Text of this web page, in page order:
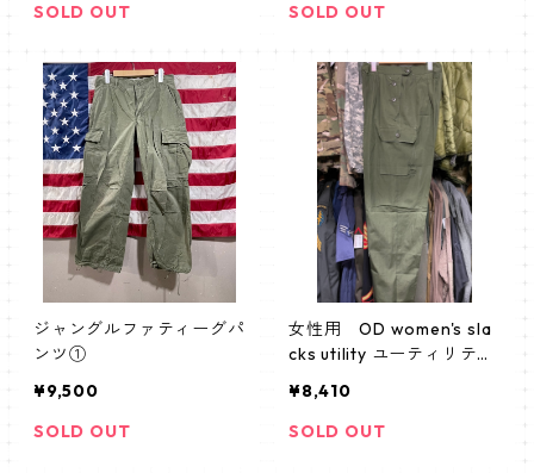
SOLD OUT
SOLD OUT
ジャングルファティーグパ
ンツ①
¥9,500
SOLD OUT
女性用 OD women's sla
cks utility ユーティリティ
トストック 未使用
¥8,410
SOLD OUT